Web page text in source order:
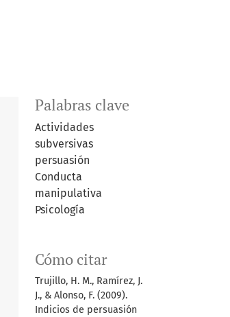
Palabras clave
Actividades
subversivas
persuasión
Conducta
manipulativa
Psicología
Cómo citar
Trujillo, H. M., Ramírez, J.
J., & Alonso, F. (2009).
Indicios de persuasión